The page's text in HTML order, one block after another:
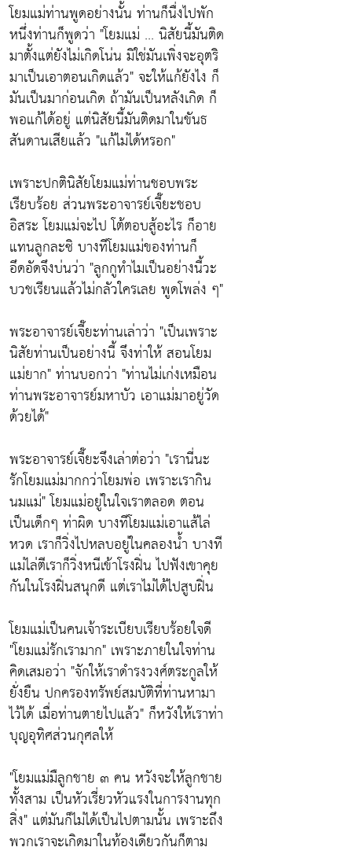
โยมแม่ท่านพูดอย่างนั้น ท่านก็นื่งไปพัก
หนึ่งท่านก็พูดว่า "โยมแม่ ... นิสัยนี้มันติด
มาตั้งแต่ยังไม่เกิดโน่น มิใช่มันเพิ่งจะอุตริ
มาเป็นเอาตอนเกิดแล้ว"จะให้แก้ยังไง ก็
มันเป็นมาก่อนเกิด ถ้ามันเป็นหลังเกิด ก็
พอแก้ได้อยู่ แต่นิสัยนี้มันติดมาในขันธ
สันดานเสียแล้ว "แก้ไม่ได้หรอก"
เพราะปกตินิสัยโยมแม่ท่านชอบพระ
เรียบร้อย ส่วนพระอาจารย์เจี๊ยะชอบ
อิสระ โยมแม่จะไป โต้ตอบสู้อะไร ก็อาย
แทนลูกละซิ บางทีโยมแม่ของท่านก็
อึดอัดจึงบ่นว่า "ลูกกูทำไมเป็นอย่างนี้วะ
บวชเรียนแล้วไม่กลัวใครเลย พูดโพล่ง ๆ"
พระอาจารย์เจี๊ยะท่านเล่าว่า "เป็นเพราะ
นิสัยท่านเป็นอย่างนี้ จึงท่าให้ สอนโยม
แม่ยาก"ท่านบอกว่า "ท่านไม่เก่งเหมือน
ท่านพระอาจารย์มหาบัว เอาแม่มาอยู่วัด
ด้วยได้"
พระอาจารย์เจี๊ยะจึงเล่าต่อว่า "เรานี่นะ
รักโยมแม่มากกว่าโยมพ่อ เพราะเรากิน
นมแม่"โยมแม่อยู่ในใจเราตลอด ตอน
เป็นเด็กๆ ท่าผิด บางทีโยมแม่เอาแส้ไล่
หวด เราก็วิ่งไปหลบอยู่ในคลองน้ำ บางที
แม่ไล่ตีเราก็วิ่งหนีเข้าโรงฝิ่น ไปฟังเขาคุย
กันในโรงฝิ่นสนุกดี แต่เราไม่ได้ไปสูบฝิ่น
โยมแม่เป็นคนเจ้าระเบียบเรียบร้อยใจดี
"โยมแม่รักเรามาก" เพราะภายในใจท่าน
คิดเสมอว่า "จักให้เราดำรงวงศ์ตระกูลให้
ยั่งยืน ปกครองทรัพย์สมบัติที่ท่านหามา
ไว้ได้ เมื่อท่านตายไปแล้ว" ก็หวังให้เราท่า
บุญอุทิศส่วนกุศลให้
"โยมแม่มืลูกชาย ๓ คน หวังจะให้ลูกชาย
ทั้งสาม เป็นหัวเรี่ยวหัวแรงในการงานทุก
สิ่ง" แต่มันก็ไม่ได้เป็นไปตามนั้น เพราะถึง